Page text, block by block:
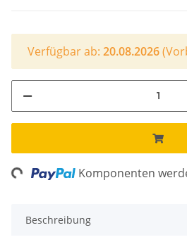
Verfügbar ab: 20.08.2026
Loading... Komponenten
Beschreibung